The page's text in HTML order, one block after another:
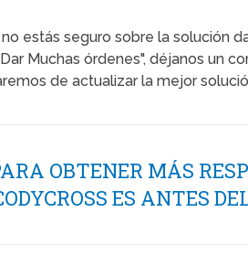
estás seguro sobre la solución
Muchas órdenes", déjanos un
de actualizar la mejor
OBTENER MÁS
ES ANTES